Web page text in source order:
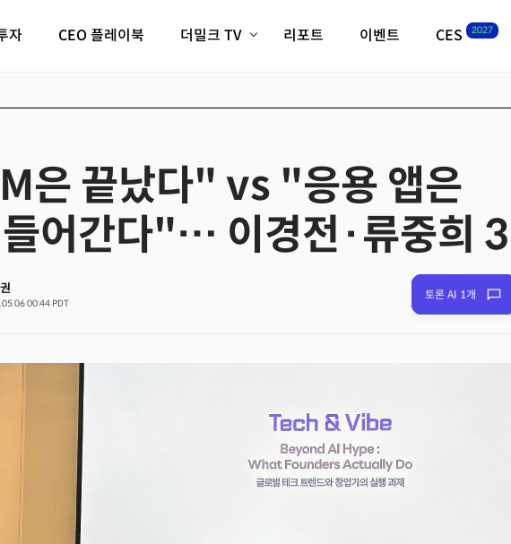
미래 교육/직업
자 CEO 플레이북 더밀크 TV
크리스의 뉴욕 시그널
더밀크 아카데미
더웨이브/트렌드쇼
리포트 이벤트 CES 2027
필드 가이드
CES2027 with
은 끝났다" vs "응용 앱은
어간다"… 이경전·류중희
00:44 PDT
토론 AI 1개